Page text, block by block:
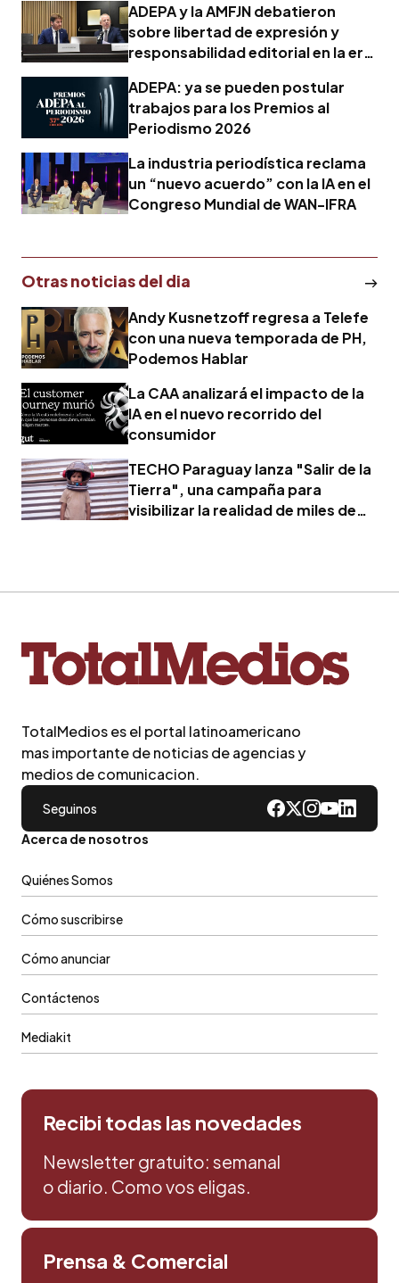
ADEPA y la AMFJN debatieron
sobre libertad de expresión y
responsabilidad editorial en la era
ADEPA: ya se pueden postular
trabajos para los Premios al
Periodismo 2026
La industria periodística reclama
un “nuevo acuerdo” con la IA en el
Congreso Mundial de WAN-IFRA
Otras noticias del dia
Andy Kusnetzoff regresa a Telefe
con una nueva temporada de PH,
Podemos Hablar
La CAA analizará el impacto de la
IA en el nuevo recorrido del
consumidor
TECHO Paraguay lanza "Salir de la
Tierra", una campaña para
visibilizar la realidad de miles de
TotalMedios es el portal latinoamericano
mas importante de noticias de agencias y
medios de comunicacion.
Seguinos
Acerca de nosotros
Quiénes Somos
Cómo suscribirse
Cómo anunciar
Contáctenos
Mediakit
Recibi todas las novedades
Newsletter gratuito: semanal
o diario. Como vos eligas.
Prensa & Comercial